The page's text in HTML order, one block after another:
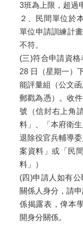
3班為上限，超過
２、民間單位於
單位申請訓練計
不符。
(三)符合申請資
28 日（星期一）
能評量組（公文
郵戳為憑）。收
號（信封右上角
料」、「本府衛
退除役官兵輔導
案資料」或「民
料」）
(四)申請人如有
關係人身分，請
係揭露表，俾本
開身分關係。